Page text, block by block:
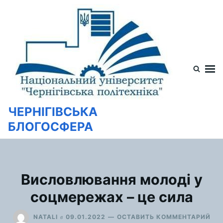
содержимому
ЧЕРНІГІВСЬКА
БЛОГОСФЕРА
Висловлювання молоді у
соцмережах – це сила
NATALI в 09.01.2022 ОСТАВИТЬ КОММЕНТАРИЙ